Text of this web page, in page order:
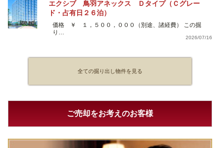
エクシブ 鳥羽アネックス Ｄタイプ（Ｃグレー
ド・占有日２６泊）
価格 ￥ １，５００，０００（別途、諸経費） この掘
り…
2026/07/16
全ての掘り出し物件を見る
ご売却をお考えのお客様